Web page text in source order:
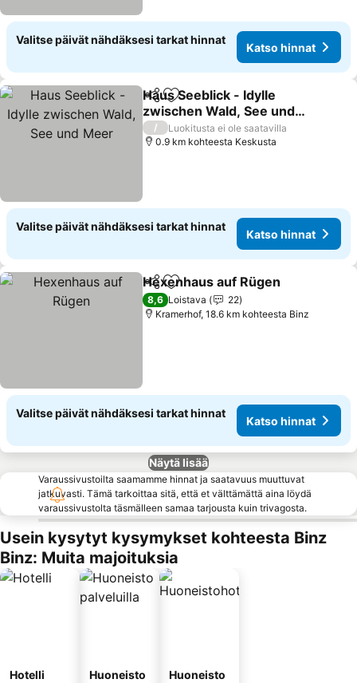
Valitse päivät nähdäksesi tarkat hinnat
Katso hinnat
Jaa Lisää suosikkeihin
Haus Seeblick - Idylle
zwischen Wald, See und
Meer
/
Luokitusta ei ole saatavilla
0.9 km kohteesta Keskusta
Valitse päivät nähdäksesi tarkat hinnat
Katso hinnat
Jaa Lisää suosikkeihin
Hexenhaus auf Rügen
8,6 Loistava
22
Kramerhof, 18.6 km kohteesta Binz
Valitse päivät nähdäksesi tarkat hinnat
Katso hinnat
Näytä lisää
Varaussivustoilta saamamme hinnat ja saatavuus muuttuvat
jatkuvasti. Tämä tarkoittaa sitä, että et välttämättä aina löydä
varaussivustolta täsmälleen samaa tarjousta kuin trivagosta.
Usein kysytyt kysymykset kohteesta Binz
Binz: Muita majoituksia
Hotelli
Huoneisto
Huoneisto